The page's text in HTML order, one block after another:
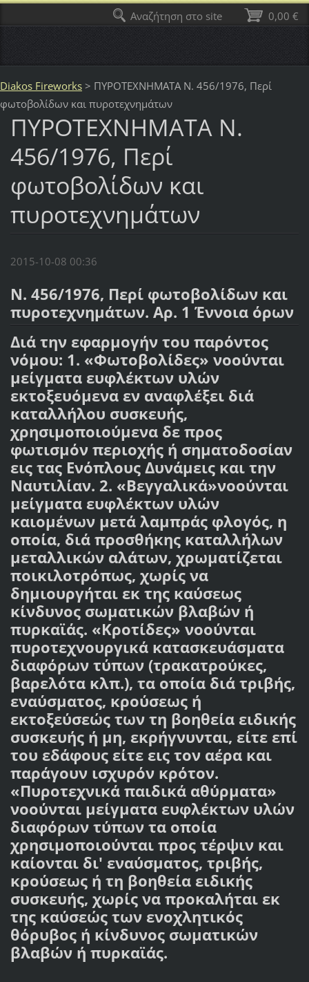
Diakos Fireworks > ΠΥΡΟΤΕΧΝΗΜΑΤΑ Ν. 456/1976, Περί
φωτοβολίδων και πυροτεχνημάτων
ΠΥΡΟΤΕΧΝΗΜΑΤΑ Ν.
456/1976, Περί
φωτοβολίδων και
πυροτεχνημάτων
2015-10-08 00:36
Ν. 456/1976, Περί φωτοβολίδων και
πυροτεχνημάτων. Αρ. 1 Έννοια όρων
Διά την εφαρμογήν του παρόντος
νόμου: 1. «Φωτοβολίδες» νοούνται
μείγματα ευφλέκτων υλών
εκτοξευόμενα εν αναφλέξει διά
καταλλήλου συσκευής,
χρησιμοποιούμενα δε προς
φωτισμόν περιοχής ή σηματοδοσίαν
εις τας Ενόπλους Δυνάμεις και την
Ναυτιλίαν. 2. «Βεγγαλικά»νοούνται
μείγματα ευφλέκτων υλών
καιομένων μετά λαμπράς φλογός, η
οποία, διά προσθήκης καταλλήλων
μεταλλικών αλάτων, χρωματίζεται
ποικιλοτρόπως, χωρίς να
δημιουργήται εκ της καύσεως
κίνδυνος σωματικών βλαβών ή
πυρκαϊάς. «Κροτίδες» νοούνται
πυροτεχνουργικά κατασκευάσματα
διαφόρων τύπων (τρακατρούκες,
βαρελότα κλπ.), τα οποία διά τριβής,
εναύσματος, κρούσεως ή
εκτοξεύσεώς των τη βοηθεία ειδικής
συσκευής ή μη, εκρήγνυνται, είτε επί
του εδάφους είτε εις τον αέρα και
παράγουν ισχυρόν κρότον.
«Πυροτεχνικά παιδικά αθύρματα»
νοούνται μείγματα ευφλέκτων υλών
διαφόρων τύπων τα οποία
χρησιμοποιούνται προς τέρψιν και
καίονται δι' εναύσματος, τριβής,
κρούσεως ή τη βοηθεία ειδικής
συσκευής, χωρίς να προκαλήται εκ
της καύσεώς των ενοχλητικός
θόρυβος ή κίνδυνος σωματικών
βλαβών ή πυρκαϊάς.
0,00 €
Αναζήτηση στο site